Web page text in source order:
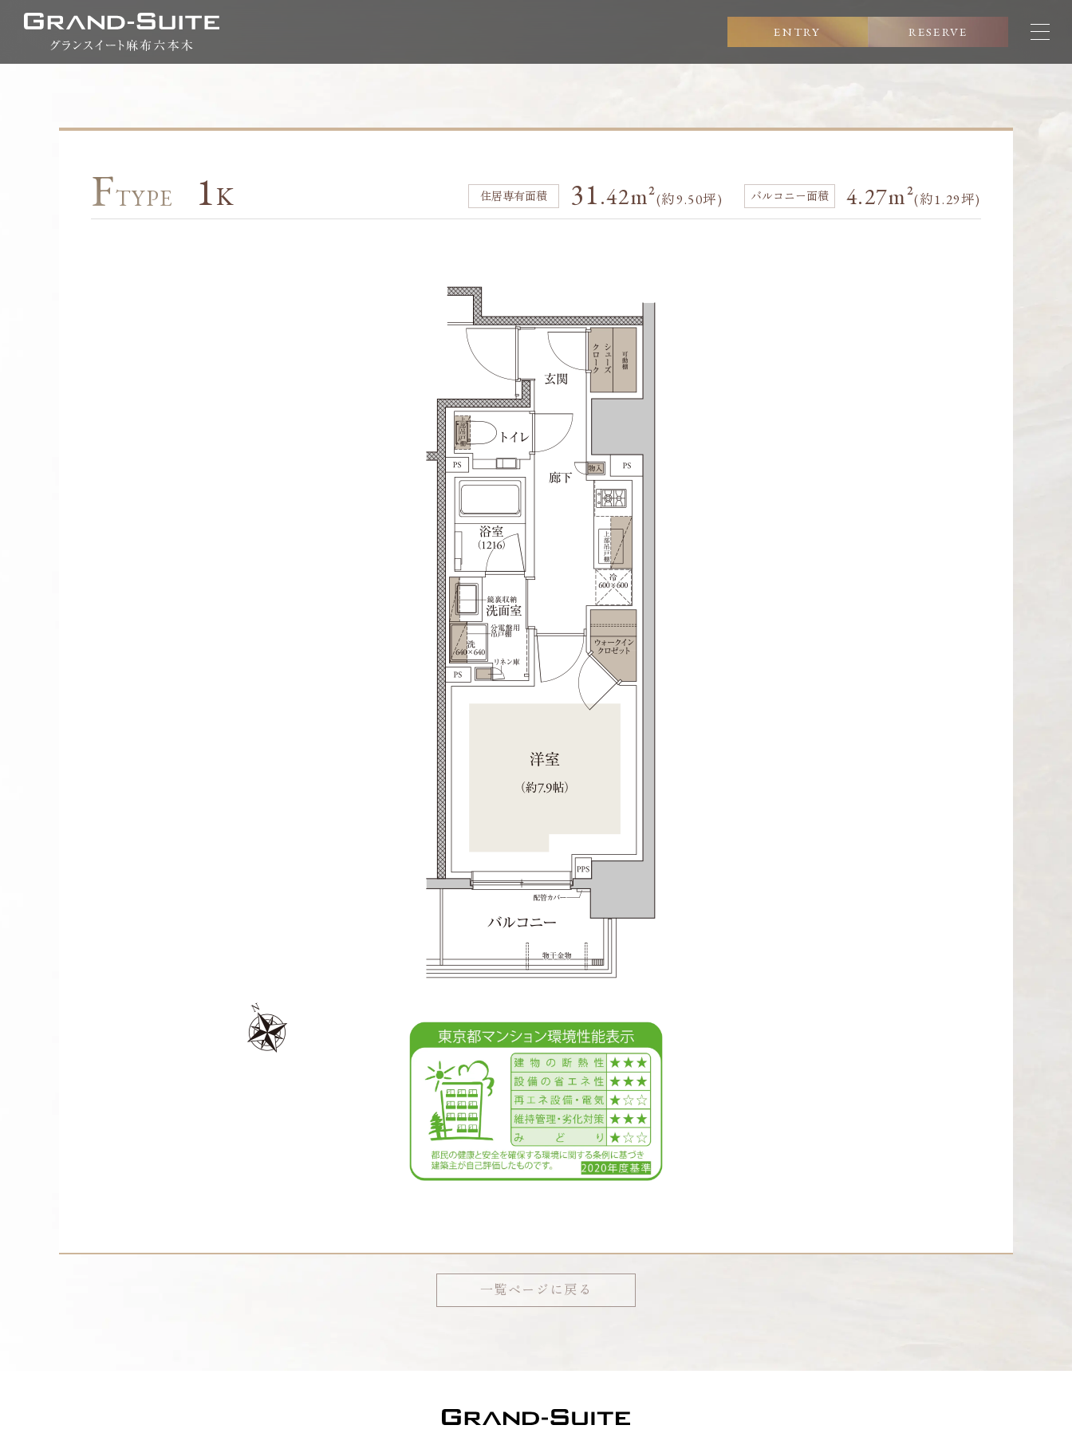
ENTRY RESERVE
FTYPE 1K 31.42m²(約9.50坪) 4.27m²(約1.29坪)
一覧ページに戻る